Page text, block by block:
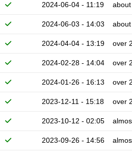
2024-06-04 - 11:19
2024-06-03 - 14:03
2024-04-04 - 13:19 over
2024-02-28 - 14:04 over
2024-01-26 - 16:13 over
2023-12-11 - 15:18 over
2023-10-12 - 02:05
2023-09-26 - 14:56